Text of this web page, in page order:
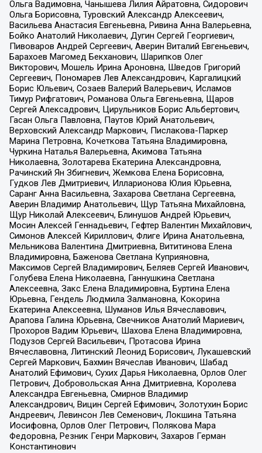
Ольга Вадимовна, Чанышева Лилия Айратовна, Сидорович
Ольга Борисовна, Туровский Александр Алексеевич,
Васильева Анастасия Евгеньевна, Ривина Анна Валерьевна,
Бойко Анатолий Николаевич, Дугин Сергей Георгиевич,
Пивоваров Андрей Сергеевич, Аверин Виталий Евгеньевич,
Барахоев Магомед Бекханович, Шарипков Олег
Викторович, Мошель Ирина Ароновна, Шведов Григорий
Сергеевич, Пономарев Лев Александрович, Каргалицкий
Борис Юльевич, Созаев Валерий Валерьевич, Исламов
Тимур Рифгатович, Романова Ольга Евгеньевна, Щаров
Сергей Алексадрович, Цирульников Борис Альбертович,
Гасан Ольга Павловна, Паутов Юрий Анатольевич,
Верховский Александр Маркович, Пислакова-Паркер
Марина Петровна, Кочеткова Татьяна Владимировна,
Чуркина Наталья Валерьевна, Акимова Татьяна
Николаевна, Золотарева Екатерина Александровна,
Рачинский Ян Збигневич, Жемкова Елена Борисовна,
Гудков Лев Дмитриевич, Илларионова Юлия Юрьевна,
Саранг Анна Васильевна, Захарова Светлана Сергеевна,
Аверин Владимир Анатольевич, Щур Татьяна Михайловна,
Щур Николай Алексеевич, Блинушов Андрей Юрьевич,
Мосин Алексей Геннадьевич, Гефтер Валентин Михайлович,
Симонов Алексей Кириллович, Флиге Ирина Анатольевна,
Мельникова Валентина Дмитриевна, Вититинова Елена
Владимировна, Баженова Светлана Куприяновна,
Максимов Сергей Владимирович, Беляев Сергей Иванович,
Голубева Елена Николаевна, Ганнушкина Светлана
Алексеевна, Закс Елена Владимировна, Буртина Елена
Юрьевна, Гендель Людмила Залмановна, Кокорина
Екатерина Алексеевна, Шуманов Илья Вячеславович,
Арапова Галина Юрьевна, Свечников Анатолий Мариевич,
Прохоров Вадим Юрьевич, Шахова Елена Владимировна,
Подузов Сергей Васильевич, Протасова Ирина
Вячеславовна, Литинский Леонид Борисович, Лукашевский
Сергей Маркович, Бахмин Вячеслав Иванович, Шабад
Анатолий Ефимович, Сухих Дарья Николаевна, Орлов Олег
Петрович, Добровольская Анна Дмитриевна, Королева
Александра Евгеньевна, Смирнов Владимир
Александрович, Вицин Сергей Ефимович, Золотухин Борис
Андреевич, Левинсон Лев Семенович, Локшина Татьяна
Иосифовна, Орлов Олег Петрович, Полякова Мара
Федоровна, Резник Генри Маркович, Захаров Герман
Константинович